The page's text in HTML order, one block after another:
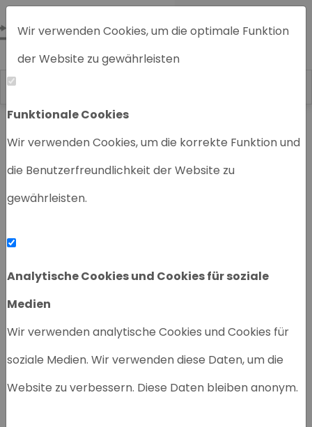
Wir verwenden Cookies, um die optimale Funktion
der Website zu gewährleisten
Funktionale Cookies
Wir verwenden Cookies, um die korrekte Funktion und
die Benutzerfreundlichkeit der Website zu
gewährleisten.
Analytische Cookies und Cookies für soziale
Medien
Wir verwenden analytische Cookies und Cookies für
soziale Medien. Wir verwenden diese Daten, um die
Website zu verbessern. Diese Daten bleiben anonym.
Home Chromatographiegeräte
PERKIN ELMER PINAACLE
900Z + FURNACE